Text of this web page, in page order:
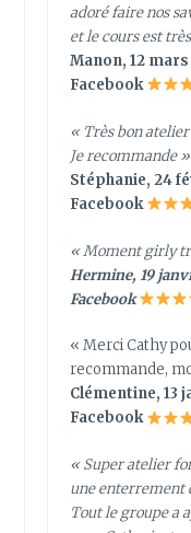
adoré faire nos
et le cours est
Manon, 12 mars
Facebook
« Très bon
Je recommande »
Stéphanie, 24
Facebook
« Moment girly
Hermine, 19
Facebook
« Merci Cathy
recommande,
Clémentine, 13
Facebook
« Super atelier
une enterrement
Tout le groupe a